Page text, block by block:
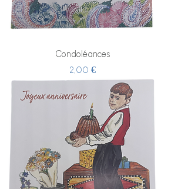
Condoléances
Prix
2,00 €